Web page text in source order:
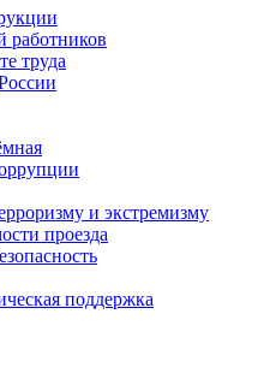
работников
труда
и экстремизму
проезда
поддержка